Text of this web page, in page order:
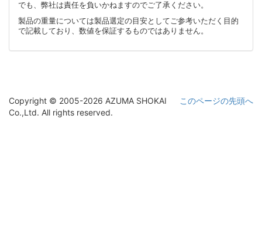
でも、弊社は責任を負いかねますのでご了承ください。
製品の重量については製品選定の目安としてご参考いただく目的
で記載しており、数値を保証するものではありません。
このページの先頭へ
Copyright © 2005-2026 AZUMA SHOKAI
Co.,Ltd. All rights reserved.